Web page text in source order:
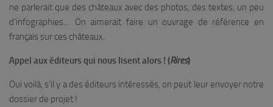
ne parlerait que des châteaux avec des photos, des textes, un peu
d’infographies… On aimerait faire un ouvrage de référence en
français sur ces châteaux.
Appel aux éditeurs qui nous lisent alors ! (Rires)
Oui voilà, s’il y a des éditeurs intéressés, on peut leur envoyer notre
dossier de projet !